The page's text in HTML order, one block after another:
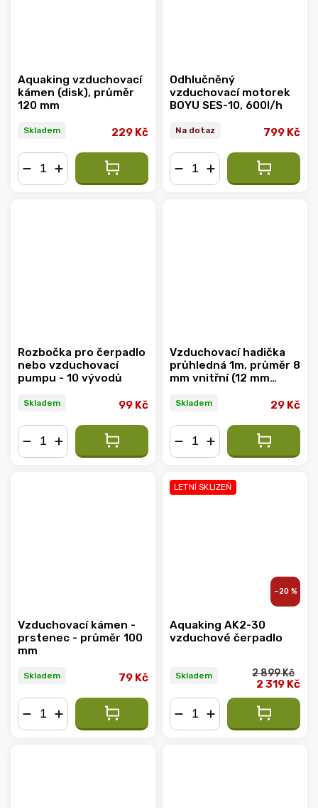
Aquaking vzduchovací
kámen (disk), průměr
120 mm
Skladem 229 Kč
Odhlučněný
vzduchovací motorek
BOYU SES-10, 600l/h
Na dotaz 799 Kč
Rozbočka pro čerpadlo
nebo vzduchovací
pumpu - 10 vývodů
Skladem 99 Kč
Vzduchovací hadička
průhledná 1m, průměr 8
mm vnitřní (12 mm
Skladem 29 Kč
Vzduchovací kámen -
prstenec - průměr 100
mm
Skladem 79 Kč
LETNÍ SKLIZEŇ
–20 %
Aquaking AK2-30
vzduchové čerpadlo
Skladem 2 899 Kč
2 319 Kč